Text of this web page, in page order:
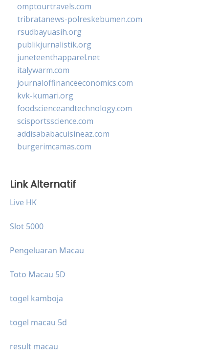
omptourtravels.com
tribratanews-polreskebumen.com
rsudbayuasih.org
publikjurnalistik.org
juneteenthapparel.net
italywarm.com
journaloffinanceeconomics.com
kvk-kumari.org
foodscienceandtechnology.com
scisportsscience.com
addisababacuisineaz.com
burgerimcamas.com
Link Alternatif
Live HK
Slot 5000
Pengeluaran Macau
Toto Macau 5D
togel kamboja
togel macau 5d
result macau